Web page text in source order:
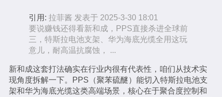
引用: 拉菲酱 发表于 2025-3-30 18:01
要说赚钱还得看新和成，PPS直接杀进全球前
三，特斯拉电池支架、华为海底光缆全用这玩
意儿，耐高温抗腐蚀， ...
新和成这套打法确实在行业内很有代表性，咱们从技术实
现角度拆解一下。PPS（聚苯硫醚）能切入特斯拉电池支
架和华为海底光缆这类高端场景，核心在于聚合度控制和